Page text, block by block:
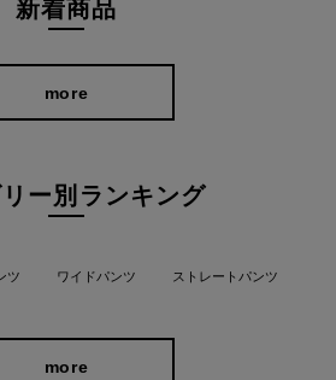
新着商品
more
ー別ランキング
ツ ワイドパンツ ストレートパンツ
more